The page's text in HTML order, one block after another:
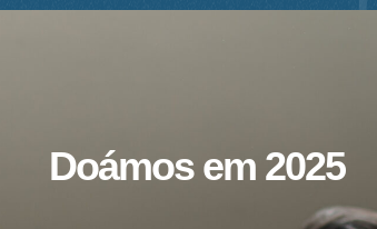
Doámos em 2025